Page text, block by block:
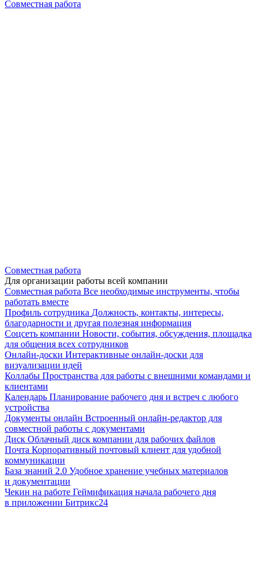
Совместная работа
Совместная работа
Для организации работы всей компании
Совместная работа Все необходимые инструменты, чтобы
работать вместе
Профиль сотрудника Должность, контакты, интересы,
благодарности и другая полезная информация
Соцсеть компании Новости, события, обсуждения, площадка
для общения всех сотрудников
Онлайн-доски Интерактивные онлайн-доски для
визуализации идей
Коллабы Пространства для работы с внешними командами и
клиентами
Календарь Планирование рабочего дня и встреч с любого
устройства
Документы онлайн Встроенный онлайн-редактор для
совместной работы с документами
Диск Облачный диск компании для рабочих файлов
Почта Корпоративный почтовый клиент для удобной
коммуникации
База знаний 2.0 Удобное хранение учебных материалов
и документации
Чекин на работе Геймификация начала рабочего дня
в приложении Битрикс24